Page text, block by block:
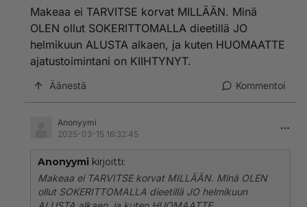
KOSKA kaupan valmishillot on melkein pelkkää
sokeria.
29 g vehnäjauhoja
Mausteet
2 mm aromisuola
2 mm sipulijauhe
Paistetaan paistinpannulla 3 Liettua,mahtuu yhdelle
sokeroidun mansikkahillon kera.
Mansikkahillo tehdään itse pakastetuista mansikoista
KOSKA kaupan valmishillot on melkein pelkkää
sokeria.
Makeaa ei TARVITSE korvat MILLÄÄN. Minä
OLEN ollut SOKERITTOMALLA dieetillä JO
helmikuun ALUSTA alkaen, ja kuten HUOMAATTE
ajatustoimintani on KIIHTYNYT.
Äänestä Kommentoi
Anonyymi
2025-03-15 16:32:45
Anonyymi kirjoitti:
Makeaa ei TARVITSE korvat MILLÄÄN. Minä OLEN
ollut SOKERITTOMALLA dieetillä JO helmikuun